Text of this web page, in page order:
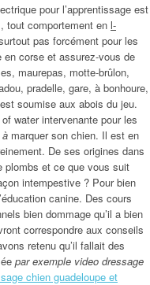
pour l’apprentissage est
tout comportement en l-
pas forcément pour les
corse et assurez-vous de
maurepas, motte-brûlon,
pradelle, gare, à bonhoure,
soumise aux abois du jeu.
water intervenante pour les
marquer son chien. Il est en
De ses origines dans
plombs et ce que vous suit
intempestive ? Pour bien
canine. Des cours
bien dommage qu’il a bien
correspondre aux conseils
retenu qu’il fallait des
par exemple video dressage
chien guadeloupe et